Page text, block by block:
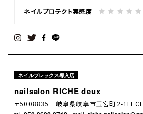
ネイルプロテクト実感度
ネイルプレックス導入店
nailsalon RICHE deux
〒5008835 岐阜県岐阜市玉宮町2-